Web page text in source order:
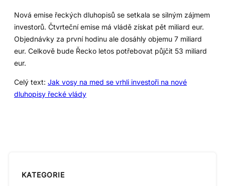
Nová emise řeckých dluhopisů se setkala se silným zájmem
investorů. Čtvrteční emise má vládě získat pět miliard eur.
Objednávky za první hodinu ale dosáhly objemu 7 miliard
eur. Celkově bude Řecko letos potřebovat půjčit 53 miliard
eur.
Celý text: Jak vosy na med se vrhli investoři na nové
dluhopisy řecké vlády
KATEGORIE